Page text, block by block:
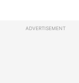
ADVERTISEMENT